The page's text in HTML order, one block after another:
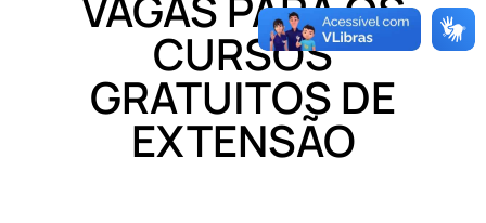
CURSOS
GRATUITOS DE
EXTENSÃO